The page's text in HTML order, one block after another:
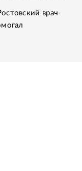
врач-